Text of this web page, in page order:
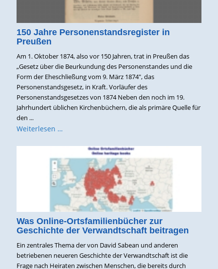
150 Jahre Personenstandsregister in
Preußen
Am 1. Oktober 1874, also vor 150 Jahren, trat in Preußen das
„Gesetz über die Beurkundung des Personenstandes und die
Form der Eheschließung vom 9. März 1874", das
Personenstandsgesetz, in Kraft. Vorläufer des
Personenstandsgesetzes von 1874 Neben den noch im 19.
Jahrhundert üblichen Kirchenbüchern, die als primäre Quelle für
den ...
Weiterlesen …
Was Online-Ortsfamilienbücher zur
Geschichte der Verwandtschaft beitragen
Ein zentrales Thema der von David Sabean und anderen
betriebenen neueren Geschichte der Verwandtschaft ist die
Frage nach Heiraten zwischen Menschen, die bereits durch